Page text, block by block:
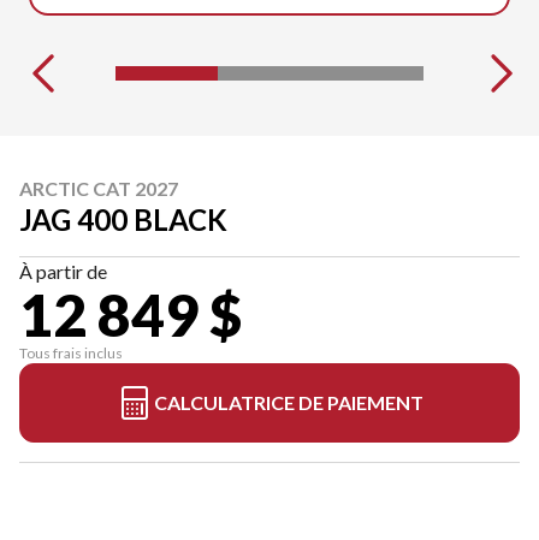
ARCTIC CAT 2027
JAG 400 BLACK
À partir de
12 849 $
Tous frais inclus
CALCULATRICE DE PAIEMENT